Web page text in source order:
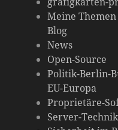
Meine
Blog
News
Open-Source
Politik-Berlin-
EU-Europa
Proprietäre-
Server-